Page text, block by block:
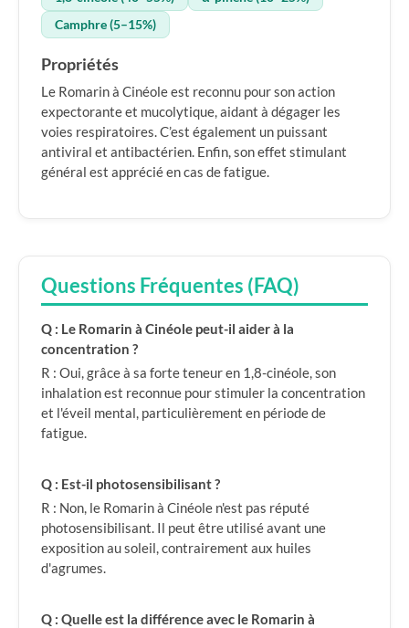
Camphre (5–15%)
Propriétés
Le Romarin à Cinéole est reconnu pour son action
expectorante et mucolytique, aidant à dégager les
voies respiratoires. C’est également un puissant
antiviral et antibactérien. Enfin, son effet stimulant
général est apprécié en cas de fatigue.
Questions Fréquentes (FAQ)
Q : Le Romarin à Cinéole peut-il aider à la
concentration ?
R : Oui, grâce à sa forte teneur en 1,8-cinéole, son
inhalation est reconnue pour stimuler la concentration
et l'éveil mental, particulièrement en période de
fatigue.
Q : Est-il photosensibilisant ?
R : Non, le Romarin à Cinéole n'est pas réputé
photosensibilisant. Il peut être utilisé avant une
exposition au soleil, contrairement aux huiles
d'agrumes.
Q : Quelle est la différence avec le Romarin à